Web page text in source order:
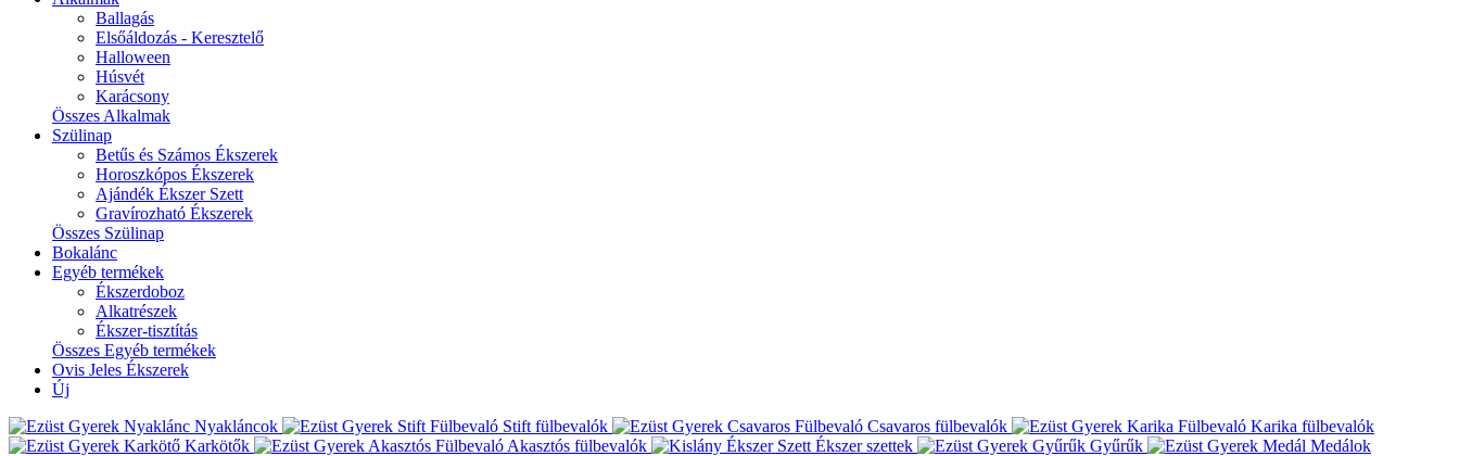
Ballagás
Elsőáldozás - Keresztelő
Halloween
Húsvét
Karácsony
Összes Alkalmak
Szülinap
Betűs és Számos Ékszerek
Horoszkópos Ékszerek
Ajándék Ékszer Szett
Gravírozható Ékszerek
Összes Szülinap
Bokalánc
Egyéb termékek
Ékszerdoboz
Alkatrészek
Ékszer-tisztítás
Összes Egyéb termékek
Ovis Jeles Ékszerek
Új
Nyakláncok
Stift fülbevalók Csavaros fülbevalók
Karika fülbevalók
Karkötők
Akasztós fülbevalók Ékszer szettek Gyűrűk Medálok